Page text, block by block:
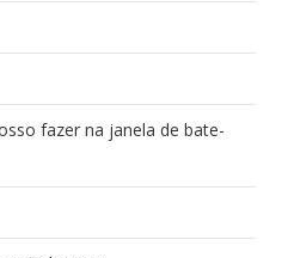
fazer na janela de bate-